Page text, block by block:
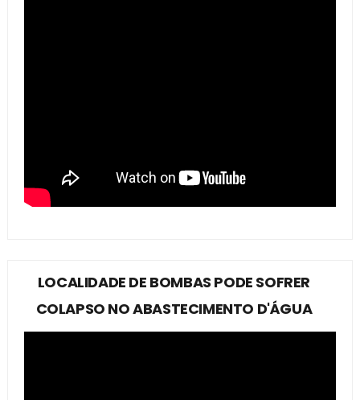
LOCALIDADE DE BOMBAS PODE SOFRER
COLAPSO NO ABASTECIMENTO D'ÁGUA